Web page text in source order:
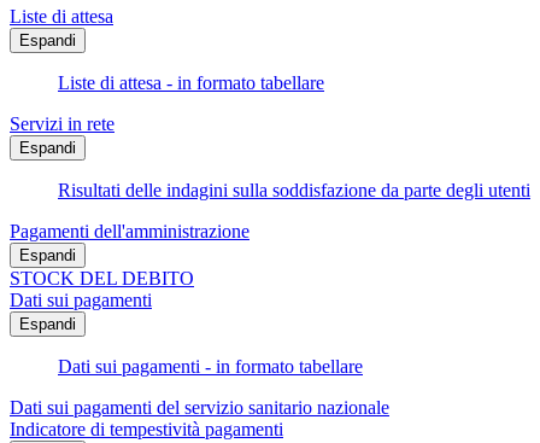
Liste di attesa
Espandi
Liste di attesa - in formato tabellare
Servizi in rete
Espandi
Risultati delle indagini sulla soddisfazione da parte degli utenti
Pagamenti dell'amministrazione
Espandi
STOCK DEL DEBITO
Dati sui pagamenti
Espandi
Dati sui pagamenti - in formato tabellare
Dati sui pagamenti del servizio sanitario nazionale
Indicatore di tempestività pagamenti